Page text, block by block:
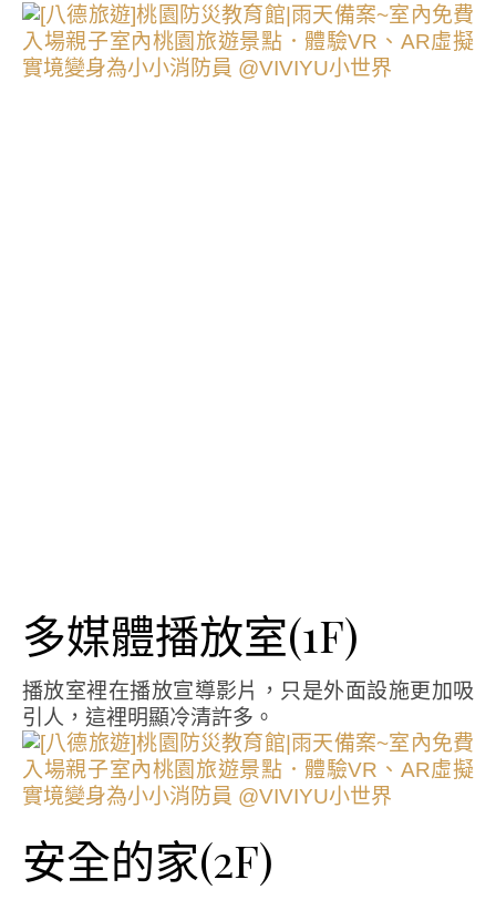
多媒體播放室(1F)
播放室裡在播放宣導影片，只是外面設施更加吸
引人，這裡明顯冷清許多。
安全的家(2F)